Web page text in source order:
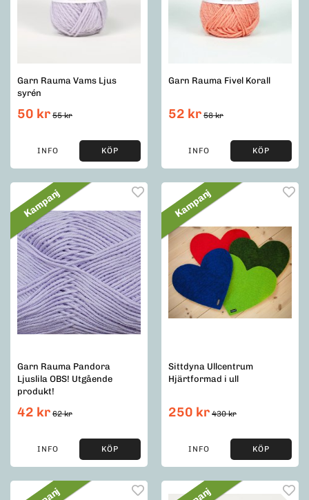
Garn Rauma Vams Ljus
syrén
50 kr 55 kr
INFO KÖP
Garn Rauma Fivel Korall
52 kr 58 kr
INFO KÖP
Kampanj
Garn Rauma Pandora
Ljuslila OBS! Utgående
produkt!
42 kr 62 kr
INFO KÖP
Kampanj
Sittdyna Ullcentrum
Hjärtformad i ull
250 kr 430 kr
INFO KÖP